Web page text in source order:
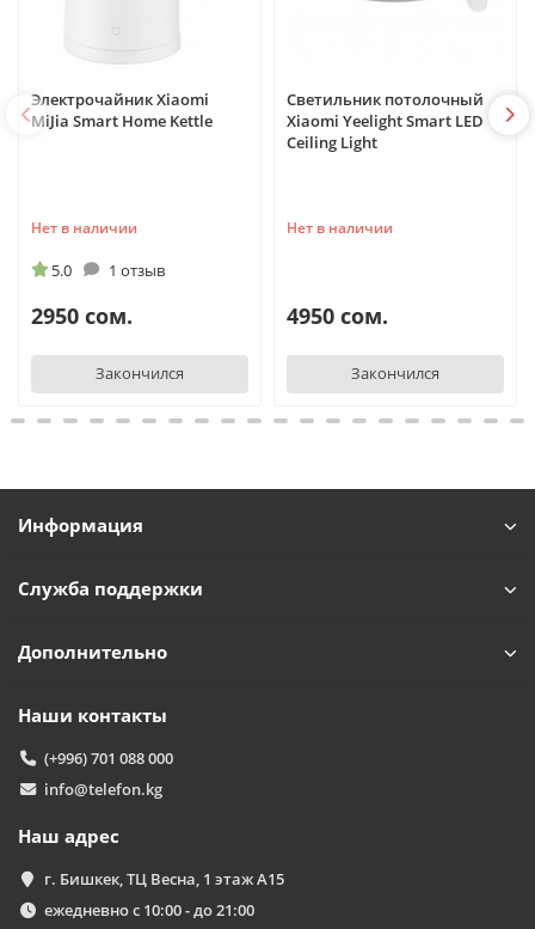
Электрочайник Xiaomi
MiJia Smart Home Kettle
Нет в наличии
5.0 1 отзыв
2950 сом.
Закончился
Светильник потолочный
Xiaomi Yeelight Smart LED
Ceiling Light
Нет в наличии
4950 сом.
Закончился
Информация
Служба поддержки
Дополнительно
Наши контакты
(+996) 701 088 000
info@telefon.kg
Наш адрес
г. Бишкек, ТЦ Весна, 1 этаж А15
ежедневно с 10:00 - до 21:00